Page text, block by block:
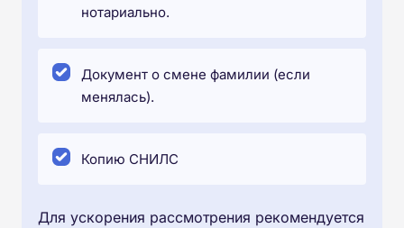
нотариально.
Документ о смене фамилии (если
менялась).
Копию СНИЛС
Для ускорения рассмотрения рекомендуется